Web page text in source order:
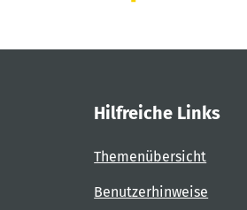
Hilfreiche Links
Themenübersicht
Benutzerhinweise